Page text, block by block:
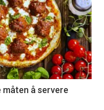
måten å servere